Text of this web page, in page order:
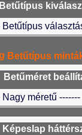
Betűtípus
Betűtípus
Betűméret
Képeslap